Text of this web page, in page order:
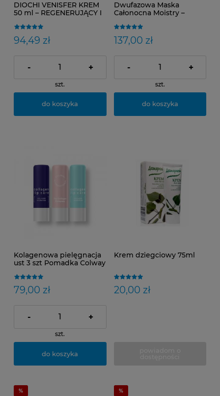
DIOCHI VENISFER KREM
50 ml – REGENERUJĄCY I
MASAŻU
94,49 zł
- +
szt.
do koszyka
Dwufazowa Maska
Całonocna Moistry –
Wygładzenie Skóry Przez
Noc | Naturalna Kuracja
Po Zabiegach i
137,00 zł
- +
szt.
do koszyka
Kolagenowa pielęgnacja
ust 3 szt Pomadka Colway
79,00 zł
- +
szt.
do koszyka
Krem dziegciowy 75ml
20,00 zł